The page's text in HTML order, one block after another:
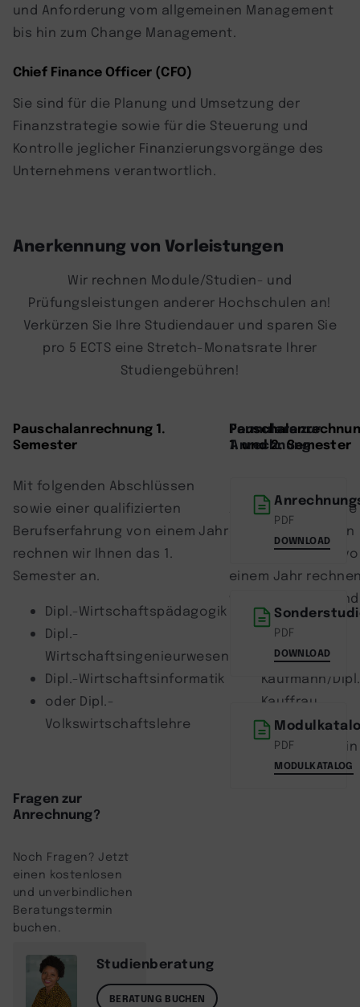
und Anforderung vom allgemeinen Management
bis hin zum Change Management.
Chief Finance Officer (CFO)
Sie sind für die Planung und Umsetzung der
Finanzstrategie sowie für die Steuerung und
Kontrolle jeglicher Finanzierungsvorgänge des
Unternehmens verantwortlich.
Anerkennung von Vorleistungen
Wir rechnen Module/Studien- und
Prüfungsleistungen anderer Hochschulen an!
Verkürzen Sie Ihre Studiendauer und sparen Sie
pro 5 ECTS eine Stretch-Monatsrate Ihrer
Studiengebühren!
Pauschalanrechnung 1.
Semester
Mit folgenden Abschlüssen
sowie einer qualifizierten
Berufserfahrung von einem Jahr
rechnen wir Ihnen das 1.
Semester an.
Dipl.-Wirtschaftspädagogik
Dipl.-
Wirtschaftsingenieurwesen
Dipl.-Wirtschaftsinformatik
oder Dipl.-
Volkswirtschaftslehre
1. und 2. Semester
Abschlüssen sowie
einer qualifizierten
Berufserfahrung
einem Jahr
wir Ihnen das 1. und
2. Semester an.
Dipl.-
Kaufmann/
Kauffrau
Dipl.-
Betriebswirt:in
Formulare zur
Anrechnung
PDF
DOWNLOAD
PDF
DOWNLOAD
PDF
MODULKATALOG
Fragen zur
Anrechnung?
Noch Fragen? Jetzt
einen kostenlosen
und unverbindlichen
Beratungstermin
buchen.
Studienberatung
BERATUNG BUCHEN